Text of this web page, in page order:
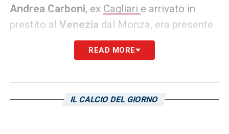
Andrea Carboni, ex Cagliari e arrivato in
prestito al Venezia dal Monza, era presente
in maglia rossoblù nella serataccia del
Penzo, quando gli isolani sono retrocessi in
contro il club sardo.
READ MORE
IL CALCIO DEL GIORNO